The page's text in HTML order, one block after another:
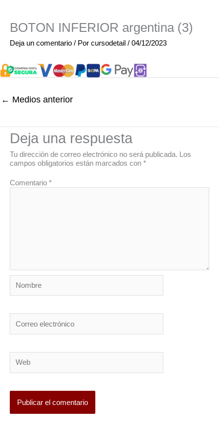
BOTON INFERIOR argentina (3)
Deja un comentario / Por cursodetail / 04/12/2023
← Medios anterior
Deja una respuesta
Tu dirección de correo electrónico no será publicada. Los
campos obligatorios están marcados con *
Comentario *
electrónico